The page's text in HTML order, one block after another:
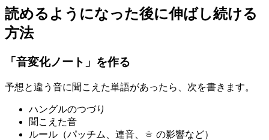
読めるようになった後に伸ばし続ける
方法
「音変化ノート」を作る
予想と違う音に聞こえた単語があったら、次を書きます。
ハングルのつづり
聞こえた音
ルール（パッチム、連音、ㅎ の影響など）